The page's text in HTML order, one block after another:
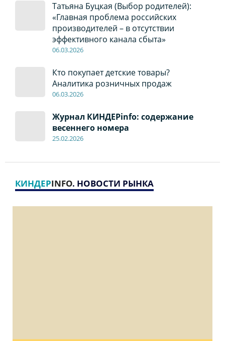
Татьяна Буцкая (Выбор родителей):
«Главная проблема российских
производителей – в отсутствии
эффективного канала сбыта»
06.03.2026
Кто покупает детские товары?
Аналитика розничных продаж
06.03.2026
Журнал КИНДЕРinfo: содержание
весеннего номера
25.02.2026
КИНДЕРINFO. НОВОСТИ РЫНКА